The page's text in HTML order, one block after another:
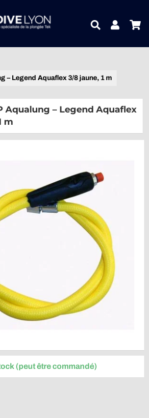
PRODUITS
– Legend Aquaflex 3/8 jaune, 1 m
Aqualung – Legend Aquaflex
m
(peut être commandé)